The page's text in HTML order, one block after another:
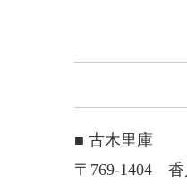
■ 古木里庫
〒769-1404